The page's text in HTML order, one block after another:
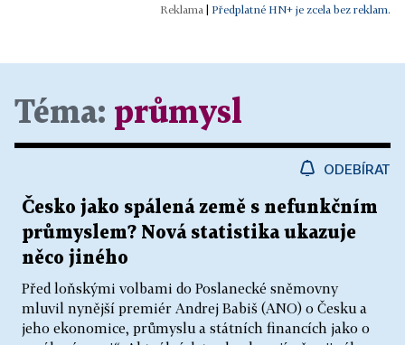
Předplatné HN+ je zcela bez reklam.
Téma: průmysl
ODEBÍRAT
Česko jako spálená země s nefunkčním
průmyslem? Nová statistika ukazuje
něco jiného
Před loňskými volbami do Poslanecké sněmovny
mluvil nynější premiér Andrej Babiš (ANO) o Česku a
jeho ekonomice, průmyslu a státních financích jako o